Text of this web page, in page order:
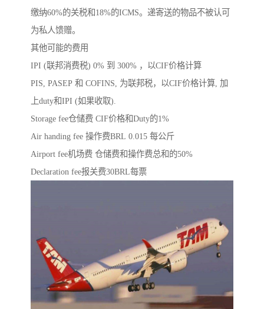
缴纳60%的关税和18%的ICMS。递寄送的物品不被认可
为私人馈赠。
其他可能的费用
IPI (联邦消费税) 0% 到 300% ，以CIF价格计算
PIS, PASEP 和 COFINS, 为联邦税，以CIF价格计算, 加
上duty和IPI (如果收取).
Storage fee仓储费 CIF价格和Duty的1%
Air handing fee 操作费BRL 0.015 每公斤
Airport fee机场费 仓储费和操作费总和的50%
Declaration fee报关费30BRL每票